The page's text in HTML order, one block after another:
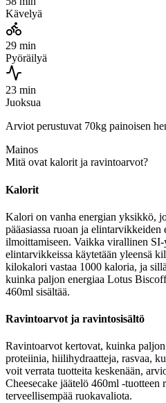
Kävelyä
29 min
Pyöräilyä
23 min
Juoksua
Arviot perustuvat 70kg painoisen
Mainos
Mitä ovat kalorit ja ravintoarvot?
Kalorit
Kalori on vanha energian yksikkö,
pääasiassa ruoan ja elintarvikkeiden
ilmoittamiseen. Vaikka virallinen
elintarvikkeissa käytetään yleensä
kilokalori vastaa 1000 kaloria, ja
kuinka paljon energiaa Lotus
460ml sisältää.
Ravintoarvot ja ravintosisältö
Ravintoarvot kertovat, kuinka
proteiinia, hiilihydraatteja, rasvaa,
voit verrata tuotteita keskenään,
Cheesecake jäätelö 460ml -tuotteen
terveellisempää ruokavaliota.